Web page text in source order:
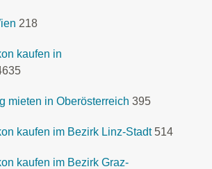
218
kaufen in
mieten in Oberösterreich 395
kaufen im Bezirk Linz-Stadt 514
kaufen im Bezirk Graz-